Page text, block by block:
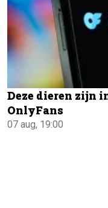
Deze dieren zijn
OnlyFans
07 aug, 19:00